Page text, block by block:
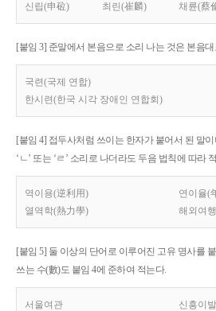
신립(申砬) 최린(崔麟) 채륜(蔡
[붙임 3] 준말에서 본음으로 소리 나는 것은 본음
국련(국제 연합)
한시련(한국 시각 장애인 연합회)
[붙임 4] 접두사처럼 쓰이는 한자가 붙어서 된 말
‘ㄴ’ 또는 ‘ㄹ’ 소리로 나더라도 두음 법칙에 따라
역이용(逆利用)
연이율(
열역학(熱力學)
해외여
[붙임 5] 둘 이상의 단어로 이루어진 고유 명사를
쓰는 수(數)도 붙임 4에 준하여 적는다.
서울여관 신흥이